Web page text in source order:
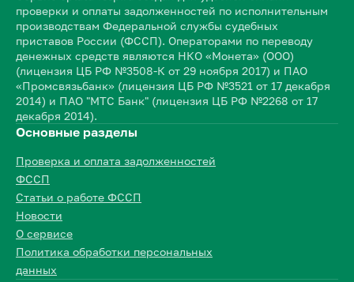
проверки и оплаты задолженностей по исполнительным
производствам Федеральной службы судебных
приставов России (ФССП). Операторами по переводу
денежных средств являются НКО «Монета» (ООО)
(лицензия ЦБ РФ №3508-К от 29 ноября 2017) и ПАО
«Промсвязьбанк» (лицензия ЦБ РФ №3521 от 17 декабря
2014) и ПАО "МТС Банк" (лицензия ЦБ РФ №2268 от 17
декабря 2014).
Основные разделы
Проверка и оплата задолженностей
ФССП
Статьи о работе ФССП
Новости
О сервисе
Политика обработки персональных
данных